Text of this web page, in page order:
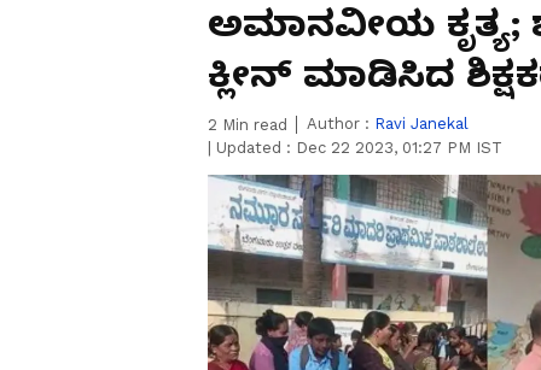
ಅಮಾನವೀಯ ಕೃತ್ಯ;
ಕ್ಲೀನ್ ಮಾಡಿಸಿದ
2 Min read Author : Ravi Janekal
Updated : Dec 22 2023, 01:27 PM IST